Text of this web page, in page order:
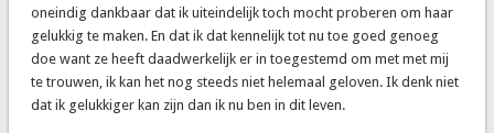
oneindig dankbaar dat ik uiteindelijk toch mocht proberen om haar
gelukkig te maken. En dat ik dat kennelijk tot nu toe goed genoeg
doe want ze heeft daadwerkelijk er in toegestemd om met met mij
te trouwen, ik kan het nog steeds niet helemaal geloven. Ik denk niet
dat ik gelukkiger kan zijn dan ik nu ben in dit leven.